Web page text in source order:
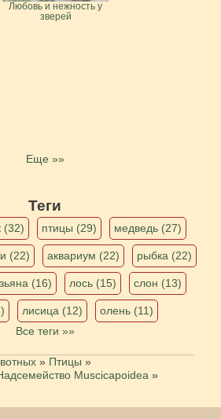
Любовь и нежность у
зверей
Еще »»
Теги
(32) птицы (29) медведь (27)
(22) аквариум (22) рыбка (22)
(16) лось (15) слон (13)
лисица (12)
олень (11)
Все теги »»
» Птицы »
Muscicapoidea »